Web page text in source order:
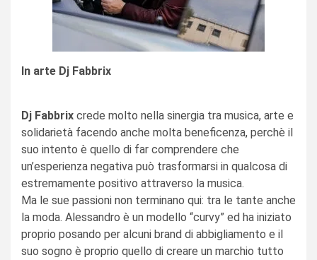
In arte Dj Fabbrix
Dj Fabbrix crede molto nella sinergia tra musica, arte e
solidarietà facendo anche molta beneficenza, perchè il
suo intento è quello di far comprendere che
un’esperienza negativa può trasformarsi in qualcosa di
estremamente positivo attraverso la musica.
Ma le sue passioni non terminano qui: tra le tante anche
la moda. Alessandro è un modello “curvy” ed ha iniziato
proprio posando per alcuni brand di abbigliamento e il
suo sogno è proprio quello di creare un marchio tutto